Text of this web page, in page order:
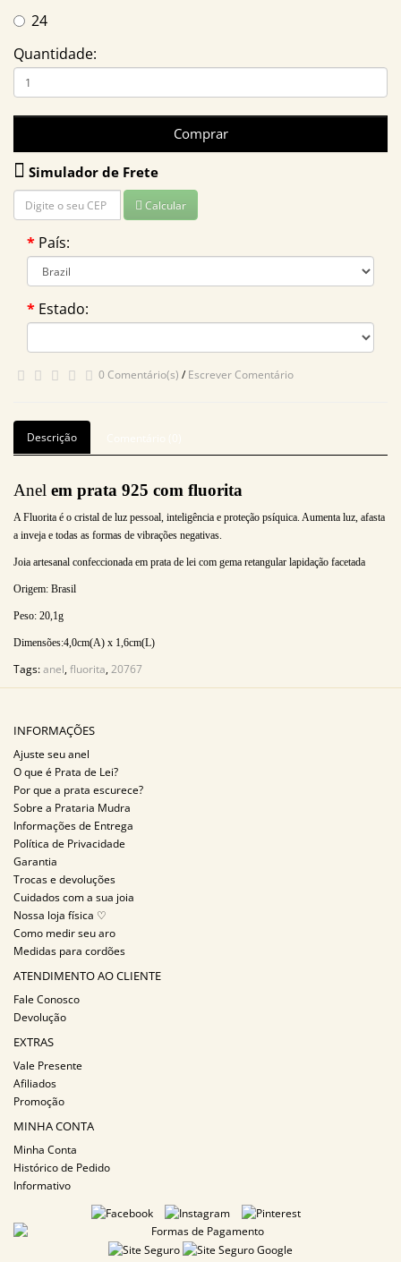
24
Quantidade:
Comprar
Simulador de Frete
Calcular
País:
Estado:
0 Comentário(s) /Escrever Comentário
Descrição
Anel em prata 925 com fluorita
A Fluorita é o cristal de luz pessoal, inteligência e proteção psíquica. Aumenta luz, afasta
a inveja e todas as formas de vibrações negativas.
Joia artesanal confeccionada em prata de lei com gema retangular lapidação facetada
Origem: Brasil
Peso: 20,1g
Dimensões:4,0cm(A) x 1,6cm(L)
Tags:anel,fluorita,20767
INFORMAÇÕES
Ajuste seu anel
O que é Prata de Lei?
Por que a prata escurece?
Sobre a Prataria Mudra
Informações de Entrega
Política de Privacidade
Garantia
Trocas e devoluções
Cuidados com a sua joia
Nossa loja física ♡
Como medir seu aro
Medidas para cordões
ATENDIMENTO AO CLIENTE
Fale Conosco
Devolução
EXTRAS
Vale Presente
Afiliados
Promoção
MINHA CONTA
Minha Conta
Histórico de Pedido
Informativo